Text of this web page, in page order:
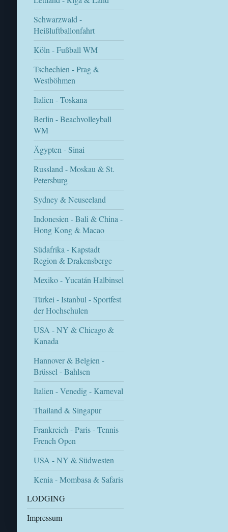
Schwarzwald -
Heißluftballonfahrt
Köln - Fußball WM
Tschechien - Prag &
Westböhmen
Italien - Toskana
Berlin - Beachvolleyball
WM
Ägypten - Sinai
Russland - Moskau & St.
Petersburg
Sydney & Neuseeland
Indonesien - Bali & China -
Hong Kong & Macao
Südafrika - Kapstadt
Region & Drakensberge
Mexiko - Yucatán Halbinsel
Türkei - Istanbul - Sportfest
der Hochschulen
USA - NY & Chicago &
Kanada
Hannover & Belgien -
Brüssel - Bahlsen
Italien - Venedig - Karneval
Thailand & Singapur
Frankreich - Paris - Tennis
French Open
USA - NY & Südwesten
Kenia - Mombasa & Safaris
LODGING
Impressum